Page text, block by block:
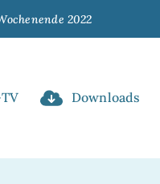
2022
Downloads